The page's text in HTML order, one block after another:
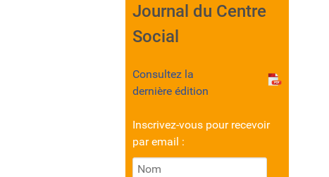
Journal du Centre
Social
Consultez la
dernière édition
Inscrivez-vous pour recevoir
par email :